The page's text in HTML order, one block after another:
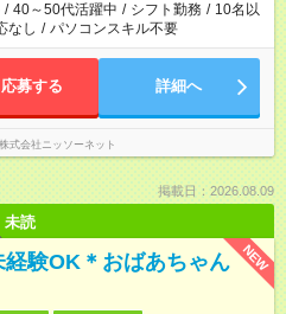
/ 40～50代活躍中 / シフト勤務 / 10名以
なし / パソコンスキル不要
応募する 詳細へ
株式会社ニッソーネット
掲載日：2026.08.09
未読
NEW
験OK＊おばあちゃん